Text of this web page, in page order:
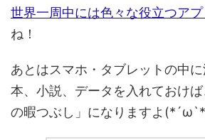
世界一周中には色々な役立つアプ
ね！
あとはスマホ・タブレットの中に
本、小説、データを入れておけ
の暇つぶし」になりますよ